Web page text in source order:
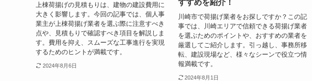
上棟荷揚げの見積もりは、建物の建設費用に
大きく影響します。今回の記事では、個人事
業主が上棟荷揚げ業者を選ぶ際に注意すべき
点や、見積もりで確認すべき項目を解説しま
す。費用を抑え、スムーズな工事進行を実現
するためのヒントが満載です。
2024年8月6日
すすめを紹介！
川崎市で荷揚げ業者をお探しですか？この記
事では、川崎エリアで信頼できる荷揚げ業者
を選ぶためのポイントや、おすすめの業者を
厳選してご紹介します。引っ越し、事務所移
転、建設現場など、様々なシーンで役立つ情
報満載です。
2024年8月1日